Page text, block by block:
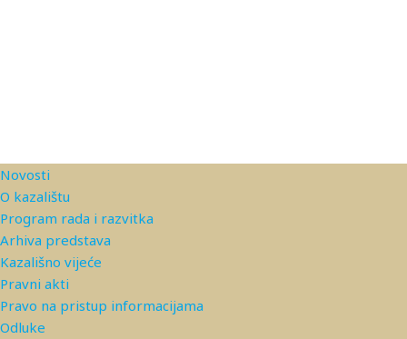
Novosti
O kazalištu
Program rada i razvitka
Arhiva predstava
Kazališno vijeće
Pravni akti
Pravo na pristup informacijama
Odluke